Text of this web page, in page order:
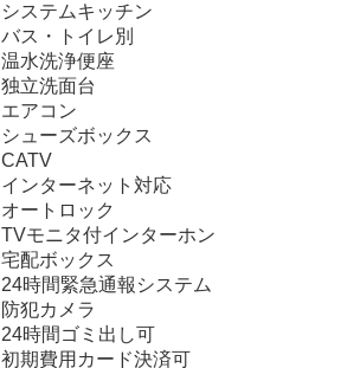
システムキッチン
バス・トイレ別
温水洗浄便座
独立洗面台
エアコン
シューズボックス
CATV
インターネット対応
オートロック
TVモニタ付インターホン
宅配ボックス
24時間緊急通報システム
防犯カメラ
24時間ゴミ出し可
初期費用カード決済可